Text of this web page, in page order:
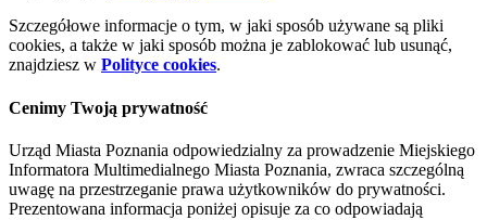
Szczegółowe informacje o tym, w jaki sposób używane są pliki
cookies, a także w jaki sposób można je zablokować lub usunąć,
znajdziesz w Polityce cookies.
Cenimy Twoją prywatność
Urząd Miasta Poznania odpowiedzialny za prowadzenie Miejskiego
Informatora Multimedialnego Miasta Poznania, zwraca szczególną
uwagę na przestrzeganie prawa użytkowników do prywatności.
Prezentowana informacja poniżej opisuje za co odpowiadają